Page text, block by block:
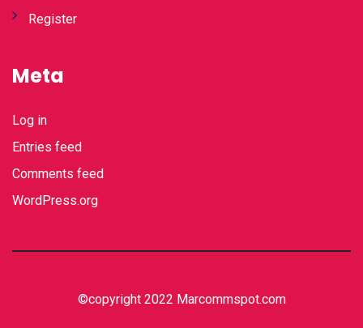
Register
Meta
Log in
Entries feed
Comments feed
WordPress.org
©copyright 2022 Marcommspot.com